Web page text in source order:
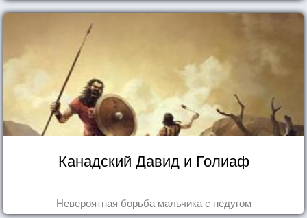
Канадский Давид и Голиаф
Невероятная борьба мальчика с недугом